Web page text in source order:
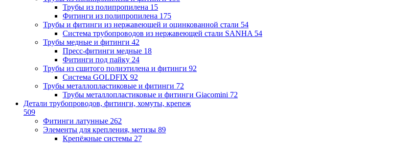
Трубы из полипропилена 15
Фитинги из полипропилена 175
Трубы и фитинги из нержавеющей и оцинкованной стали 54
Система трубопроводов из нержавеющей стали SANHA 54
Трубы медные и фитинги 42
Пресс-фитинги медные 18
Фитинги под пайку 24
Трубы из сшитого полиэтилена и фитинги 92
Система GOLDFIX 92
Трубы металлопластиковые и фитинги 72
Трубы металлопластиковые и фитинги Giacomini 72
Детали трубопроводов, фитинги, хомуты, крепеж
509
Фитинги латунные 262
Элементы для крепления, метизы 89
Крепёжные системы 27